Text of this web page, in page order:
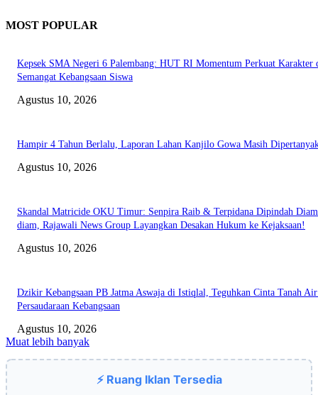
MOST POPULAR
Kepsek SMA Negeri 6 Palembang: HUT RI Momentum Perkuat Karakter
Semangat Kebangsaan Siswa
Agustus 10, 2026
Hampir 4 Tahun Berlalu, Laporan Lahan Kanjilo Gowa Masih
Agustus 10, 2026
Skandal Matricide OKU Timur: Senpira Raib & Terpidana Dipindah
diam, Rajawali News Group Layangkan Desakan Hukum ke Kejaksaan!
Agustus 10, 2026
Dzikir Kebangsaan PB Jatma Aswaja di Istiqlal, Teguhkan Cinta Tanah
Persaudaraan Kebangsaan
Agustus 10, 2026
Muat lebih banyak
⚡ Ruang Iklan Tersedia